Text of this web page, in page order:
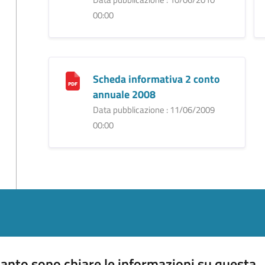
00:00
Scheda informativa 2 conto
annuale 2008
Data pubblicazione : 11/06/2009
00:00